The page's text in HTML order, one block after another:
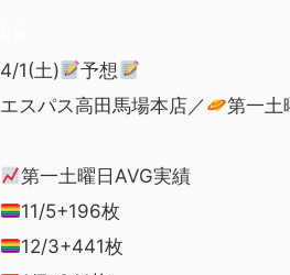
4/1(土)
予想
エスパス高田馬場本店／
第一土
第一土曜日AVG実績
11/5+196枚
12/3+441枚